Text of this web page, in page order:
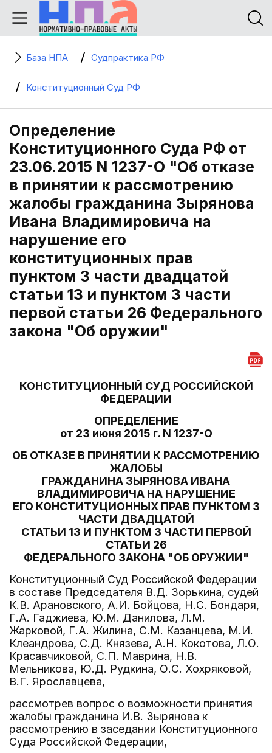
База НПА Судпрактика РФ
Конституционный Суд РФ
Определение
Конституционного Суда РФ от
23.06.2015 N 1237-О "Об отказе
в принятии к рассмотрению
жалобы гражданина Зырянова
Ивана Владимировича на
нарушение его
конституционных прав
пунктом 3 части двадцатой
статьи 13 и пунктом 3 части
первой статьи 26 Федерального
закона "Об оружии"
КОНСТИТУЦИОННЫЙ СУД РОССИЙСКОЙ
ФЕДЕРАЦИИ
ОПРЕДЕЛЕНИЕ
от 23 июня 2015 г. N 1237-О
ОБ ОТКАЗЕ В ПРИНЯТИИ К РАССМОТРЕНИЮ
ЖАЛОБЫ
ГРАЖДАНИНА ЗЫРЯНОВА ИВАНА
ВЛАДИМИРОВИЧА НА НАРУШЕНИЕ
ЕГО КОНСТИТУЦИОННЫХ ПРАВ ПУНКТОМ 3
ЧАСТИ ДВАДЦАТОЙ
СТАТЬИ 13 И ПУНКТОМ 3 ЧАСТИ ПЕРВОЙ
СТАТЬИ 26
ФЕДЕРАЛЬНОГО ЗАКОНА "ОБ ОРУЖИИ"
Конституционный Суд Российской Федерации
в составе Председателя В.Д. Зорькина, судей
К.В. Арановского, А.И. Бойцова, Н.С. Бондаря,
Г.А. Гаджиева, Ю.М. Данилова, Л.М.
Жарковой, Г.А. Жилина, С.М. Казанцева, М.И.
Клеандрова, С.Д. Князева, А.Н. Кокотова, Л.О.
Красавчиковой, С.П. Маврина, Н.В.
Мельникова, Ю.Д. Рудкина, О.С. Хохряковой,
В.Г. Ярославцева,
рассмотрев вопрос о возможности принятия
жалобы гражданина И.В. Зырянова к
рассмотрению в заседании Конституционного
Суда Российской Федерации,